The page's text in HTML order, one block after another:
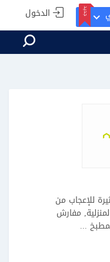
جديد
الدخول
للإعجاب من
مفارش
...